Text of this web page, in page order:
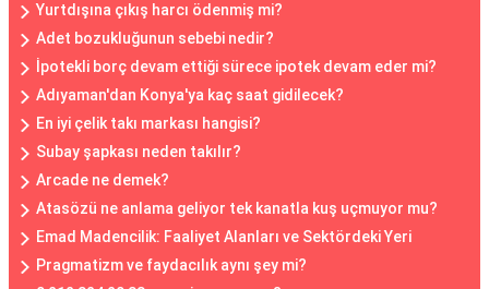
Yurtdışına çıkış harcı ödenmiş mi?
Adet bozukluğunun sebebi nedir?
İpotekli borç devam ettiği sürece ipotek devam eder mi?
Adıyaman'dan Konya'ya kaç saat gidilecek?
En iyi çelik takı markası hangisi?
Subay şapkası neden takılır?
Arcade ne demek?
Atasözü ne anlama geliyor tek kanatla kuş uçmuyor mu?
Emad Madencilik: Faaliyet Alanları ve Sektördeki Yeri
Pragmatizm ve faydacılık aynı şey mi?